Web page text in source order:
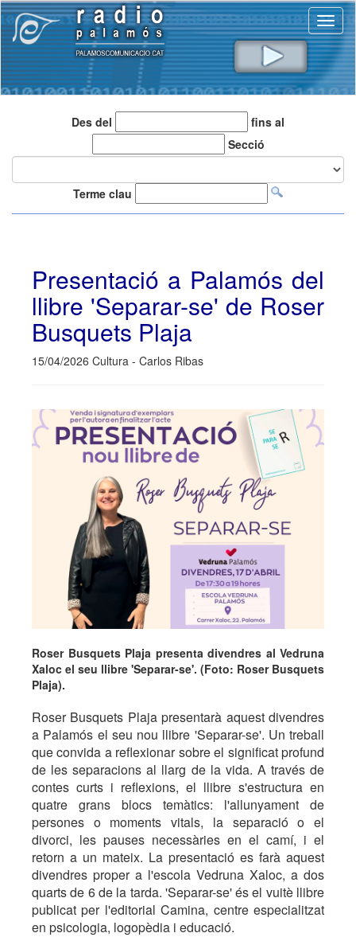
Des del
fins al
Secció
Terme clau
Presentació a Palamós del
llibre 'Separar-se' de Roser
Busquets Plaja
15/04/2026 Cultura - Carlos Ribas
Roser Busquets Plaja presenta divendres al Vedruna
Xaloc el seu llibre 'Separar-se'. (Foto: Roser Busquets
Plaja).
Roser Busquets Plaja presentarà aquest divendres
a Palamós el seu nou llibre 'Separar-se'. Un treball
que convida a reflexionar sobre el significat profund
de les separacions al llarg de la vida. A través de
contes curts i reflexions, el llibre s'estructura en
quatre grans blocs temàtics: l'allunyament de
persones o moments vitals, la separació o el
divorci, les pauses necessàries en el camí, i el
retorn a un mateix. La presentació es farà aquest
divendres proper a l'escola Vedruna Xaloc, a dos
quarts de 6 de la tarda. 'Separar-se' és el vuitè llibre
publicat per l'editorial Camina, centre especialitzat
en psicologia, logopèdia i educació.